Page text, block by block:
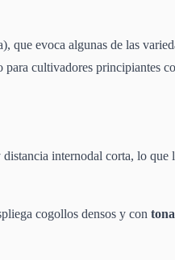
que evoca algunas de las
para cultivadores principiantes
internodal corta, lo que
cogollos densos y con